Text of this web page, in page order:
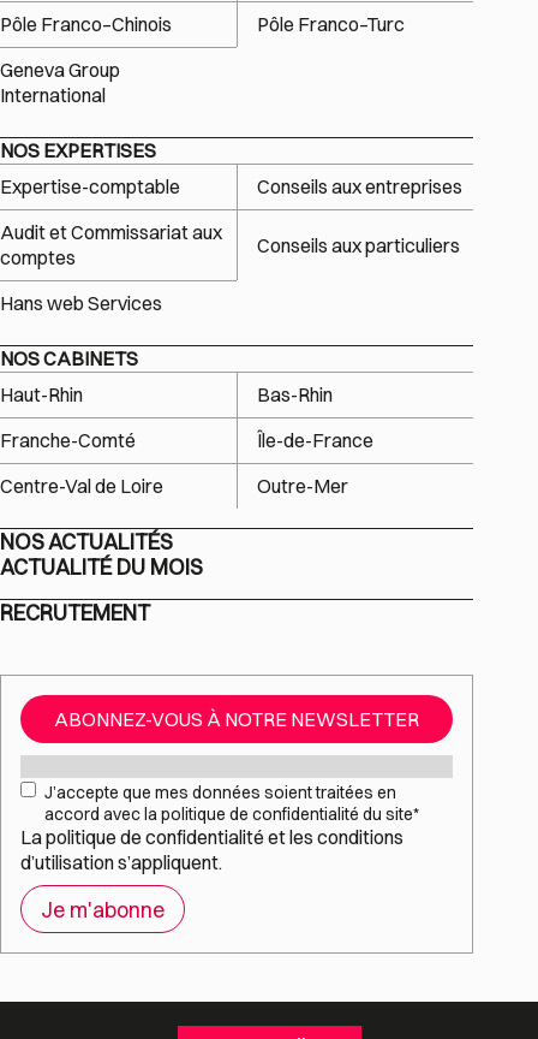
Pôle Franco–Chinois
Pôle Franco–Turc
Geneva Group
International
NOS EXPERTISES
Expertise-comptable
Conseils aux entreprises
Audit et Commissariat aux
comptes
Conseils aux particuliers
Hans web Services
NOS CABINETS
Haut-Rhin
Bas-Rhin
Franche-Comté
Île-de-France
Centre-Val de Loire
Outre-Mer
NOS ACTUALITÉS
ACTUALITÉ DU MOIS
RECRUTEMENT
ABONNEZ-VOUS À NOTRE NEWSLETTER
Mail*
RGPD*
J’accepte que mes données soient traitées en
accord avec la politique de confidentialité du site*
Lapolitique de confidentialité et les conditions
d’utilisations’appliquent.